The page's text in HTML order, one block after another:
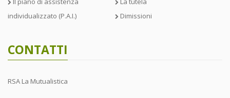
individualizzato (P.A.I.)
Dimissioni
CONTATTI
RSA La Mutualistica